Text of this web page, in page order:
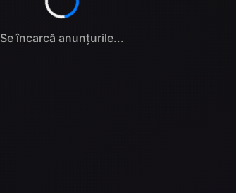
Se încarcă anunțurile...